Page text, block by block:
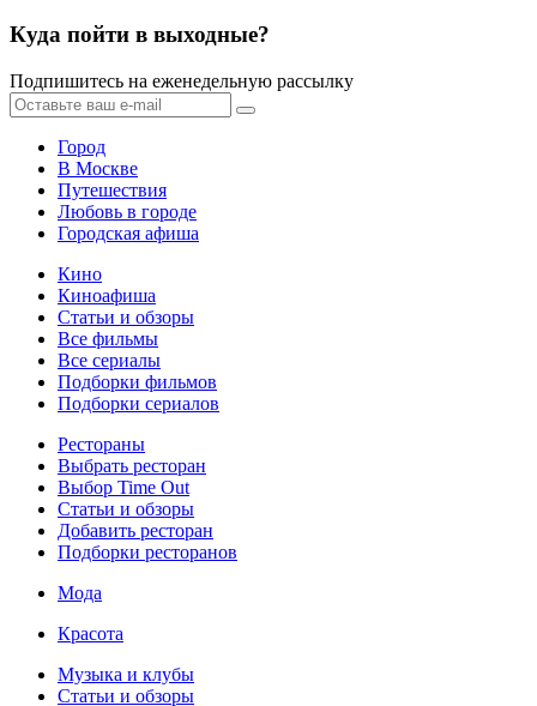
Куда пойти в выходные?
Подпишитесь на еженедельную рассылку
Город
В Москве
Путешествия
Любовь в городе
Городская афиша
Кино
Киноафиша
Статьи и обзоры
Все фильмы
Все сериалы
Подборки фильмов
Подборки сериалов
Рестораны
Выбрать ресторан
Выбор Time Out
Статьи и обзоры
Добавить ресторан
Подборки ресторанов
Мода
Красота
Музыка и клубы
Статьи и обзоры